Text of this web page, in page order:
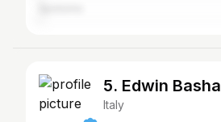
5. Edwin Basha
Italy